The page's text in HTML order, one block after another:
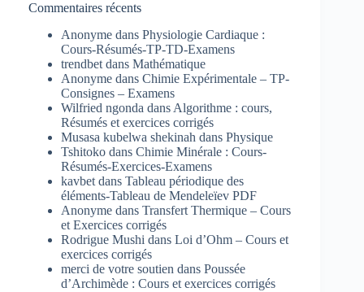
Commentaires récents
Anonyme dans Physiologie Cardiaque :
Cours-Résumés-TP-TD-Examens
trendbet dans Mathématique
Anonyme dans Chimie Expérimentale – TP-
Consignes – Examens
Wilfried ngonda dans Algorithme : cours,
Résumés et exercices corrigés
Musasa kubelwa shekinah dans Physique
Tshitoko dans Chimie Minérale : Cours-
Résumés-Exercices-Examens
kavbet dans Tableau périodique des
éléments-Tableau de Mendeleïev PDF
Anonyme dans Transfert Thermique – Cours
et Exercices corrigés
Rodrigue Mushi dans Loi d’Ohm – Cours et
exercices corrigés
merci de votre soutien dans Poussée
d’Archimède : Cours et exercices corrigés